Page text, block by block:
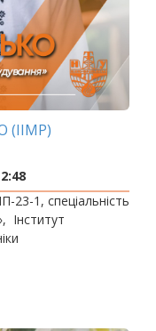
1, спеціальність
Інститут